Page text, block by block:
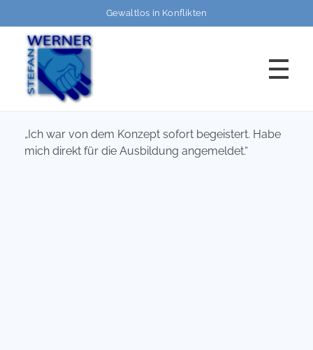
Gewaltlos in Konflikten
GEWALTLOS
und kompetent in Konflikten und Gewaltsituationen
„Ich war von dem Konzept sofort begeistert. Habe
mich direkt für die Ausbildung angemeldet.“